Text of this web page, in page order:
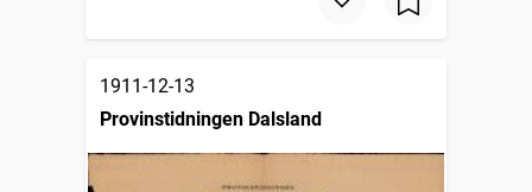
1911-12-13
Provinstidningen Dalsland